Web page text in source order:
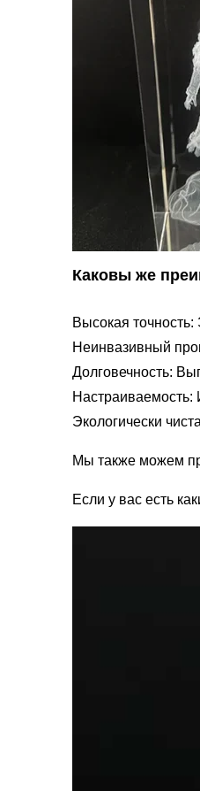
Каковы же
Высокая
Неинвазивный
Долговечность:
Настраиваемость:
Экологически
Мы также можем
Если у вас есть